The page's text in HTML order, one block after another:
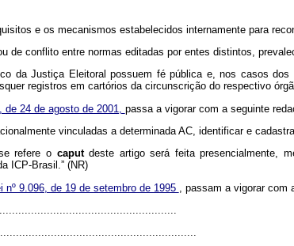
e os mecanismos estabelecidos internamente para
de conflito entre normas editadas por entes distintos,
da Justiça Eleitoral possuem fé pública e, nos casos
registros em cartórios da circunscrição do respectivo
de 24 de agosto de 2001, passa a vigorar com a seguinte
vinculadas a determinada AC, identificar e
refere o caputdeste artigo será feita presencialmente,
ICP-Brasil.” (NR)
nº 9.096, de 19 de setembro de 1995
, passam a vigorar com